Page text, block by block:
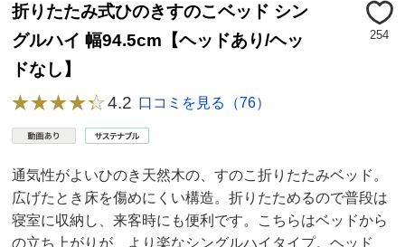
折りたたみ式ひのきすのこベッド シン
グルハイ 幅94.5cm【ヘッドあり/ヘッ
ドなし】
254
4.2 口コミを見る（76）
通気性がよいひのき天然木の、すのこ折りたたみベッド。
広げたとき床を傷めにくい構造。折りたためるので普段は
寝室に収納し、来客時にも便利です。こちらはベッドから
の立ち上がりが、より楽なシングルハイタイプ。ヘッド